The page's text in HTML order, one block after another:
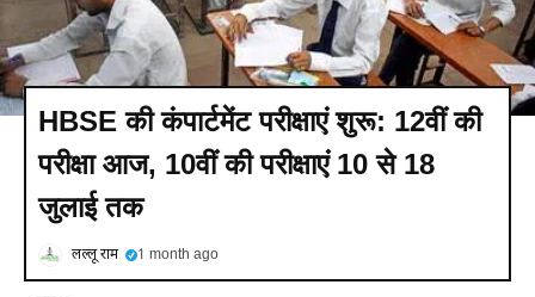
HBSE की कंपार्टमेंट परीक्षाएं शुरू: 12वीं की
परीक्षा आज, 10वीं की परीक्षाएं 10 से 18
जुलाई तक
लल्लू राम 1 month ago